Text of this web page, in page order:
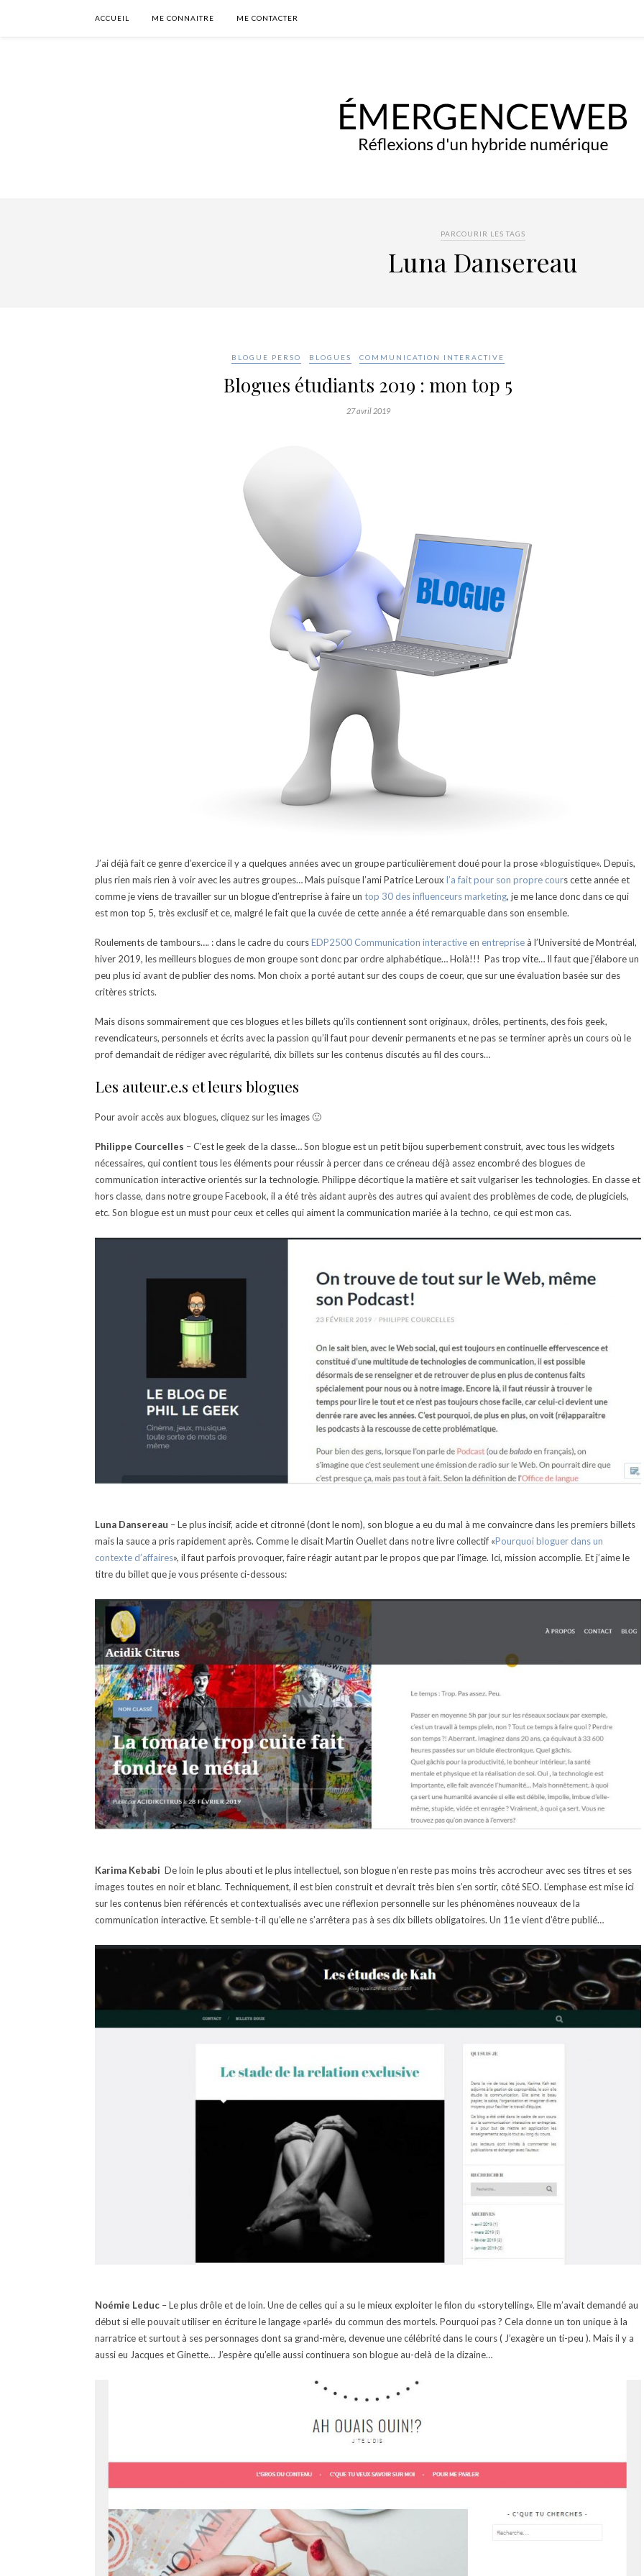
ACCUEIL ME CONNAITRE ME CONTACTER
PARCOURIR LES TAGS
Luna Dansereau
BLOGUE PERSO BLOGUES COMMUNICATION INTERACTIVE
Blogues étudiants 2019 : mon top 5
27 avril 2019
J’ai déjà fait ce genre d’exercice il y a quelques années avec un groupe particulièrement doué pour la prose «bloguistique». Depuis,
plus rien mais rien à voir avec les autres groupes… Mais puisque l’ami Patrice Leroux l’a fait pour son propre cours cette année et
comme je viens de travailler sur un blogue d’entreprise à faire un top 30 des influenceurs marketing, je me lance donc dans ce qui
est mon top 5, très exclusif et ce, malgré le fait que la cuvée de cette année a été remarquable dans son ensemble.
Roulements de tambours…. : dans le cadre du coursEDP2500 Communication interactive en entreprise à l’Université de Montréal,
hiver 2019, les meilleurs blogues de mon groupe sont donc par ordre alphabétique… Holà!!! Pas trop vite… Il faut que j’élabore un
peu plus ici avant de publier des noms. Mon choix a porté autant sur des coups de coeur, que sur une évaluation basée sur des
critères stricts.
Mais disons sommairement que ces blogues et les billets qu’ils contiennent sont originaux, drôles, pertinents, des fois geek,
revendicateurs, personnels et écrits avec la passion qu’il faut pour devenir permanents et ne pas se terminer après un cours où le
prof demandait de rédiger avec régularité, dix billets sur les contenus discutés au fil des cours…
Les auteur.e.s et leurs blogues
Pour avoir accès aux blogues, cliquez sur les images 🙂
Philippe Courcelles – C’est le geek de la classe… Son blogue est un petit bijou superbement construit, avec tous les widgets
nécessaires, qui contient tous les éléments pour réussir à percer dans ce créneau déjà assez encombré des blogues de
communication interactive orientés sur la technologie. Philippe décortique la matière et sait vulgariser les technologies. En classe et
hors classe, dans notre groupe Facebook, il a été très aidant auprès des autres qui avaient des problèmes de code, de plugiciels,
etc. Son blogue est un must pour ceux et celles qui aiment la communication mariée à la techno, ce qui est mon cas.
Luna Dansereau – Le plus incisif, acide et citronné (dont le nom), son blogue a eu du mal à me convaincre dans les premiers billets
mais la sauce a pris rapidement après. Comme le disait Martin Ouellet dans notre livre collectif «Pourquoi bloguer dans un
contexte d’affaires», il faut parfois provoquer, faire réagir autant par le propos que par l’image. Ici, mission accomplie. Et j’aime le
titre du billet que je vous présente ci-dessous:
Karima Kebabi De loin le plus abouti et le plus intellectuel, son blogue n’en reste pas moins très accrocheur avec ses titres et ses
images toutes en noir et blanc. Techniquement, il est bien construit et devrait très bien s’en sortir, côté SEO. L’emphase est mise ici
sur les contenus bien référencés et contextualisés avec une réflexion personnelle sur les phénomènes nouveaux de la
communication interactive. Et semble-t-il qu’elle ne s’arrêtera pas à ses dix billets obligatoires. Un 11e vient d’être publié…
Noémie Leduc – Le plus drôle et de loin. Une de celles qui a su le mieux exploiter le filon du «storytelling». Elle m’avait demandé au
début si elle pouvait utiliser en écriture le langage «parlé» du commun des mortels. Pourquoi pas ? Cela donne un ton unique à la
narratrice et surtout à ses personnages dont sa grand-mère, devenue une célébrité dans le cours ( J’exagère un ti-peu ). Mais il y a
aussi eu Jacques et Ginette… J’espère qu’elle aussi continuera son blogue au-delà de la dizaine…